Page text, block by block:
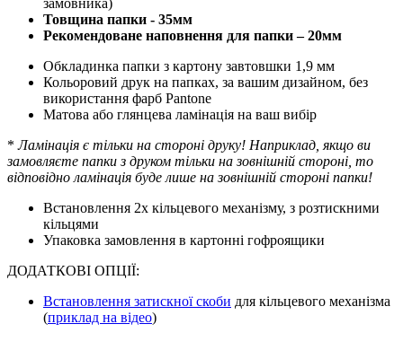
Товщина папки - 35мм
Рекомендоване наповнення для папки – 20мм
Обкладинка папки з картону завтовшки 1,9 мм
Кольоровий друк на папках, за вашим дизайном, без
використання фарб Pantone
Матова або глянцева ламінація на ваш вибір
*Ламінація є тільки на стороні друку! Наприклад, якщо ви
замовляєте папки з друком тільки на зовнішній стороні, то
відповідно ламінація буде лише на зовнішній стороні папки!
Встановлення 2х кільцевого механізму, з розтискними
кільцями
Упаковка замовлення в картонні гофроящики
ДОДАТКОВІ ОПЦІЇ:
Встановлення затискної скоби для кільцевого механізма
(приклад на відео)